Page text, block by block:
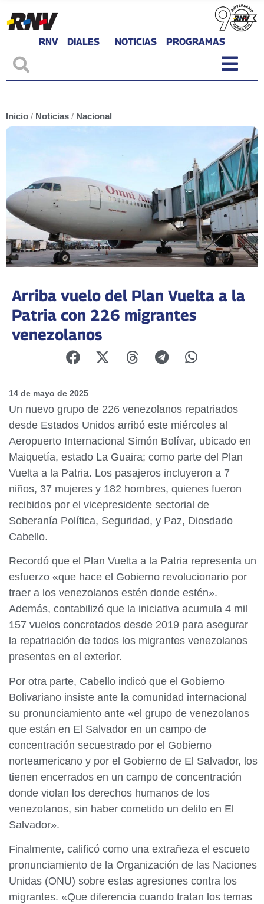
RNV DIALES NOTICIAS PROGRAMAS
Inicio / Noticias / Nacional
Arriba vuelo del Plan Vuelta a la
Patria con 226 migrantes
venezolanos
14 de mayo de 2025
Un nuevo grupo de 226 venezolanos repatriados
desde Estados Unidos arribó este miércoles al
Aeropuerto Internacional Simón Bolívar, ubicado en
Maiquetía, estado La Guaira; como parte del Plan
Vuelta a la Patria. Los pasajeros incluyeron a 7
niños, 37 mujeres y 182 hombres, quienes fueron
recibidos por el vicepresidente sectorial de
Soberanía Política, Seguridad, y Paz, Diosdado
Cabello.
Recordó que el Plan Vuelta a la Patria representa un
esfuerzo «que hace el Gobierno revolucionario por
traer a los venezolanos estén donde estén».
Además, contabilizó que la iniciativa acumula 4 mil
157 vuelos concretados desde 2019 para asegurar
la repatriación de todos los migrantes venezolanos
presentes en el exterior.
Por otra parte, Cabello indicó que el Gobierno
Bolivariano insiste ante la comunidad internacional
su pronunciamiento ante «el grupo de venezolanos
que están en El Salvador en un campo de
concentración secuestrado por el Gobierno
norteamericano y por el Gobierno de El Salvador, los
tienen encerrados en un campo de concentración
donde violan los derechos humanos de los
venezolanos, sin haber cometido un delito en El
Salvador».
Finalmente, calificó como una extrañeza el escueto
pronunciamiento de la Organización de las Naciones
Unidas (ONU) sobre estas agresiones contra los
migrantes. «Que diferencia cuando tratan los temas